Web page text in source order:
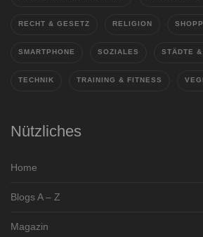
RECHT & GESETZ RELIGION
SMARTPHONE SOZIALES STÄDTE
TECHNIK TRAINING & FITNESS
Nützliches
Home
Blogs A – Z
Magazin